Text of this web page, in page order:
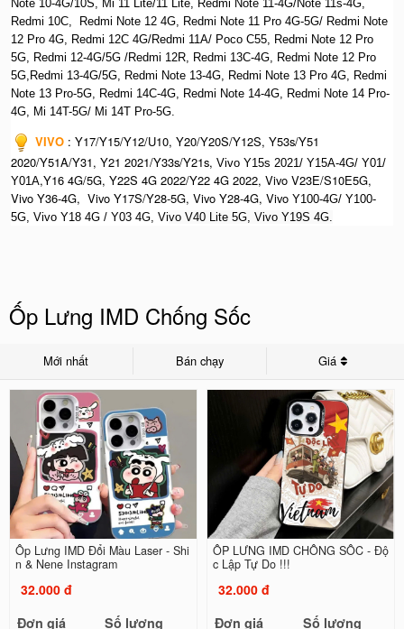
Note 10-4G/10S, Mi 11 Lite/11 Lite, Redmi Note 11-4G/Note 11s-4G,
Redmi 10C, Redmi Note 12 4G,
Redmi Note 11 Pro 4G-5G/ Redmi Note
12 Pro 4G, Redmi 12C 4G/Redmi 11A/ Poco C55, Redmi Note 12 Pro
5G, Redmi 12-4G/5G /Redmi 12R, Redmi 13C-4G,
Redmi Note 12 Pro
5G,Redmi 13-4G/5G, Redmi Note 13-4G, Redmi Note 13 Pro 4G, Redmi
Note 13 Pro-5G, Redmi 14C-4G, Redmi Note 14-4G, Redmi Note 14 Pro-
4G, Mi 14T-5G/ Mi 14T Pro-5G.
VIVO : Y17/Y15/Y12/U10, Y20/Y20S/Y12S, Y53s/Y51
2020/Y51A/Y31, Y21 2021/Y33s/Y21s, Vivo Y15s 2021/ Y15A-4G/ Y01/
Y01A,Y16 4G/5G, Y22S 4G 2022/Y22 4G 2022, Vivo V23E/S10E5G,
Vivo Y36-4G, Vivo Y17S/Y28-5G, Vivo Y28-4G, Vivo Y100-4G/ Y100-
5G, Vivo Y18 4G / Y03 4G, Vivo V40 Lite 5G, Vivo Y19S 4G.
Ốp Lưng IMD Chống Sốc
Mới nhất Bán chạy Giá
Ốp Lưng IMD Đổi Màu Laser - Shi
n & Nene Instagram
32.000 đ
Đơn giá
Số lượng
ỐP LƯNG IMD CHỐNG SỐC - Độ
c Lập Tự Do !!!
32.000 đ
Đơn giá
Số lượng